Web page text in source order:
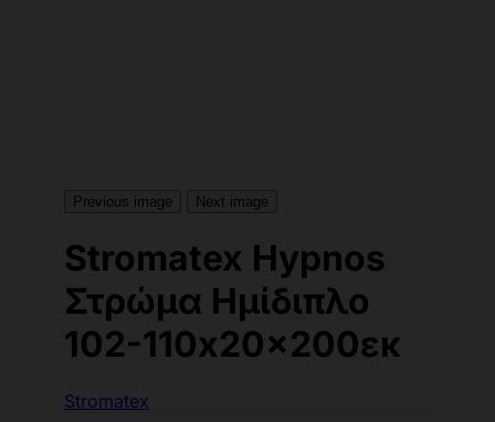
Previous image Next image
Stromatex Hypnos
Στρώμα Ημίδιπλο
102-110x20x200εκ
Stromatex